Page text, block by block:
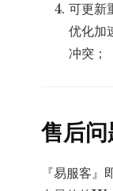
可更新
优化加
冲突；
售后问
『易服客